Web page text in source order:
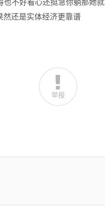
不好看心还挺急你躺那她
还是实体经济更靠谱
举报